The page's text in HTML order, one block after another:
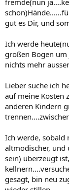
fremde(nun
gut es Dir, und
Ich werde
großen Bogen um
nichts mehr
Lieber suche ich
auf meine Kosten
anderen Kindern
Ich werde, sobald
altmodischer, und
sein) überzeugt
gesagt, bin neu